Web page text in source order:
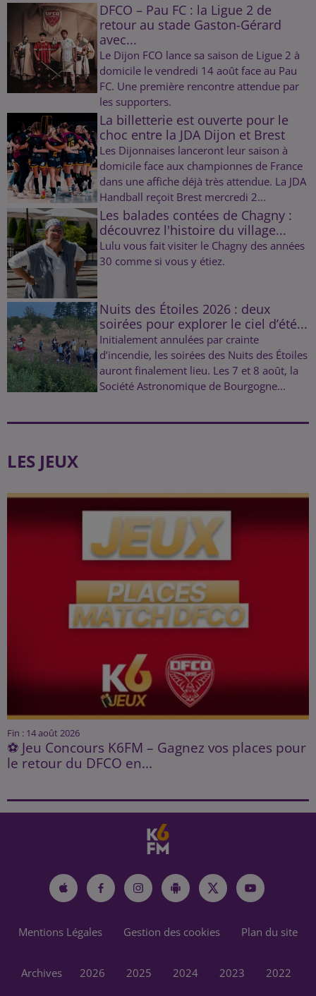
DFCO – Pau FC : la Ligue 2 de
retour au stade Gaston-Gérard
avec...
Le Dijon FCO lance sa saison de Ligue 2 à
domicile le vendredi 14 août face au Pau
FC. Une première rencontre attendue par
les supporters.
La billetterie est ouverte pour le
choc entre la JDA Dijon et Brest
Les Dijonnaises lanceront leur saison à
domicile face aux championnes de France
dans une affiche déjà très attendue. La JDA
Handball reçoit Brest mercredi 2...
Les balades contées de Chagny :
découvrez l'histoire du village...
Lulu vous fait visiter le Chagny des années
30 comme si vous y étiez.
Nuits des Étoiles 2026 : deux
soirées pour explorer le ciel d’été...
Initialement annulées par crainte
d’incendie, les soirées des Nuits des Étoiles
auront finalement lieu. Les 7 et 8 août, la
Société Astronomique de Bourgogne...
LES JEUX
Fin : 14 août 2026
⚽ Jeu Concours K6FM – Gagnez vos places pour
le retour du DFCO en...
Mentions Légales Gestion des cookies Plan du site
Archives 2026 2025 2024 2023 2022